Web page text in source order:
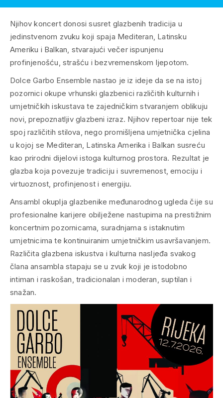
Njihov koncert donosi susret glazbenih tradicija u
jedinstvenom zvuku koji spaja Mediteran, Latinsku
Ameriku i Balkan, stvarajući večer ispunjenu
profinjenošću, strašću i bezvremenskom ljepotom.
Dolce Garbo Ensemble nastao je iz ideje da se na istoj
pozornici okupe vrhunski glazbenici različitih kulturnih i
umjetničkih iskustava te zajedničkim stvaranjem oblikuju
novi, prepoznatljiv glazbeni izraz. Njihov repertoar nije tek
spoj različitih stilova, nego promišljena umjetnička cjelina
u kojoj se Mediteran, Latinska Amerika i Balkan susreću
kao prirodni dijelovi istoga kulturnog prostora. Rezultat je
glazba koja povezuje tradiciju i suvremenost, emociju i
virtuoznost, profinjenost i energiju.
Ansambl okuplja glazbenike međunarodnog ugleda čije su
profesionalne karijere obilježene nastupima na prestižnim
koncertnim pozornicama, suradnjama s istaknutim
umjetnicima te kontinuiranim umjetničkim usavršavanjem.
Različita glazbena iskustva i kulturna nasljeđa svakog
člana ansambla stapaju se u zvuk koji je istodobno
intiman i raskošan, tradicionalan i moderan, suptilan i
snažan.